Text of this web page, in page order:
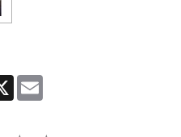
X